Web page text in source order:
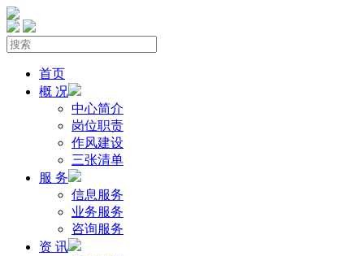
首页
概 况
中心简介
岗位职责
作风建设
三张清单
服 务
信息服务
业务服务
咨询服务
资 讯